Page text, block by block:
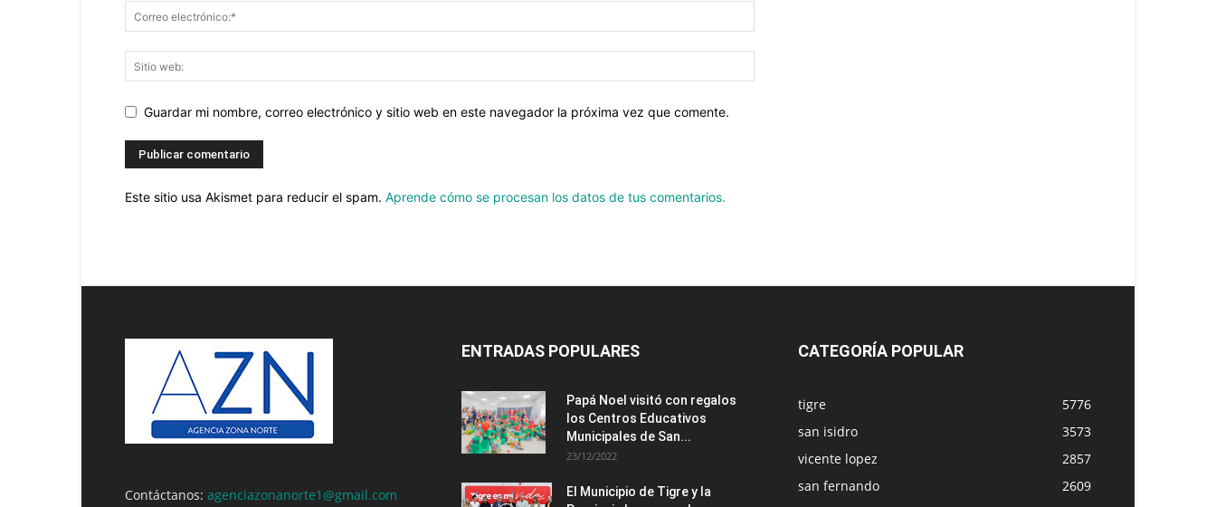
Guardar mi nombre, correo electrónico y sitio web en este navegador la próxima vez que comente.
Este sitio usa Akismet para reducir el spam. Aprende cómo se procesan los datos de tus comentarios.
Contáctanos: agenciazonanorte1@gmail.com
ENTRADAS POPULARES
Papá Noel visitó con regalos
los Centros Educativos
Municipales de San...
23/12/2022
El Municipio de Tigre y la
CATEGORÍA POPULAR
tigre
5776
san isidro
3573
vicente lopez
2857
san fernando
2609